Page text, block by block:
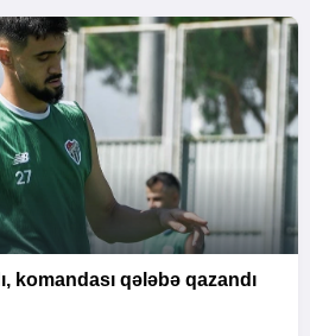
komandası qələbə qazandı